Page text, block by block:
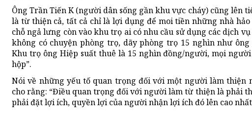
Ông Trần Tiến K (người dân sống gần khu vực cháy) cũng lên
là từ thiện cả, tất cả chỉ là lợi dụng để moi tiền những nhà
chỗ ngả lưng còn vào khu trọ ai có nhu cầu sử dụng các dịch
không có chuyện phòng trọ, dãy phòng trọ 15 nghìn như
Khu trọ ông Hiệp suất thuê là 15 nghìn đồng/người, mọi
hộp”.
Nói về những yếu tố quan trọng đối với một người làm thiện
cho rằng: “Điều quan trọng đối với người làm từ thiện là phải
phải đặt lợi ích, quyền lợi của người nhận lợi ích đó lên cao